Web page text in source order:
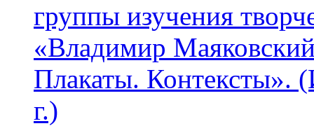
группы изучения
«Владимир
Плакаты.
г.)